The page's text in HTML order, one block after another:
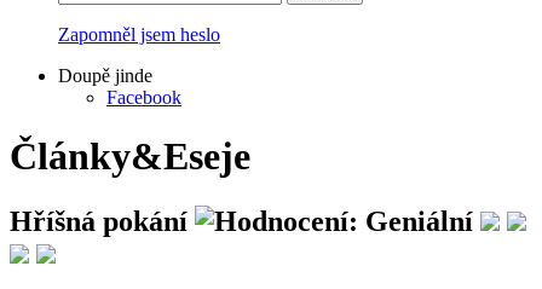
Zapomněl jsem heslo
Doupě jinde
Facebook
Články&Eseje
Hříšná pokání